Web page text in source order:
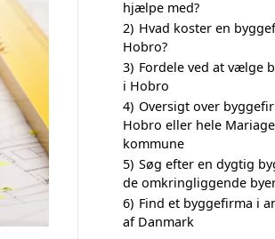
hjælpe med?
2) Hvad koster en
Hobro?
3) Fordele ved at vælge
i Hobro
4) Oversigt over
Hobro eller hele
kommune
5) Søg efter en dygtig
de omkringliggende
6) Find et byggefirma i
af Danmark